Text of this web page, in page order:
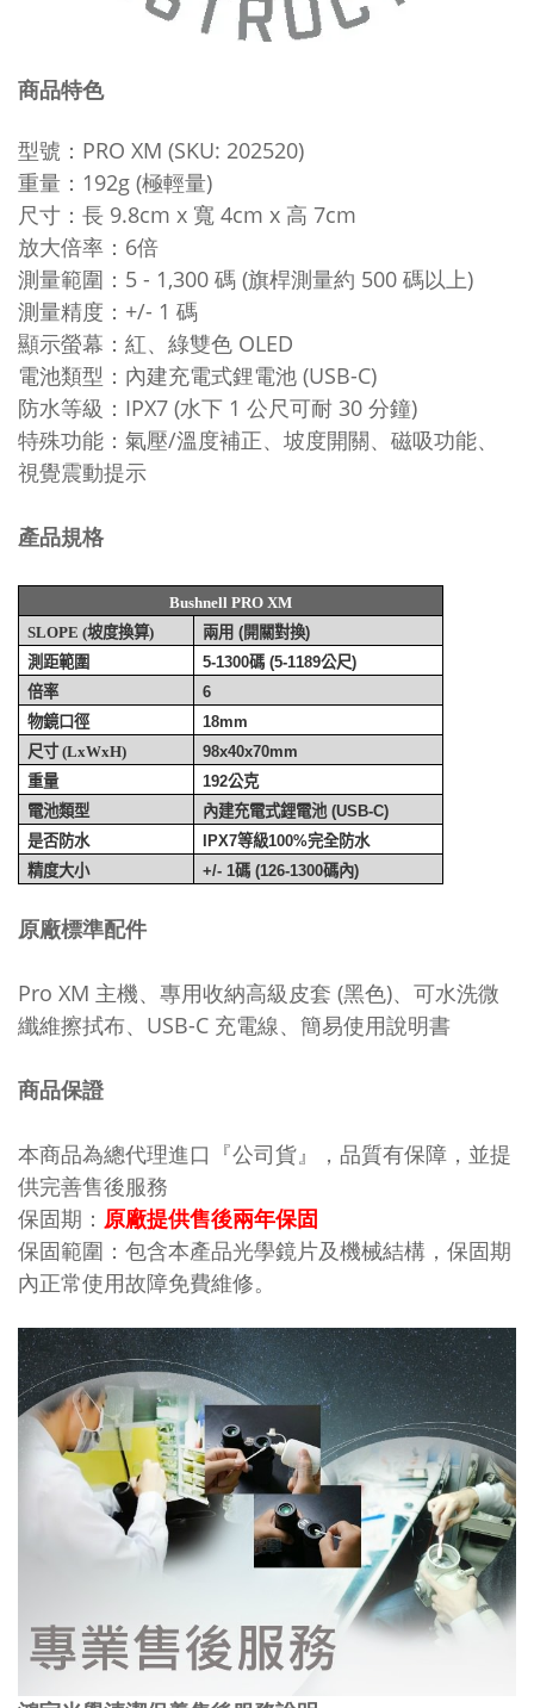
商品特色
型號：PRO XM (SKU: 202520)
重量 ： 192g (極輕量)
尺寸 ： 長 9.8cm x 寬 4cm x 高 7cm
放大倍率 ： 6倍
測量範圍 ： 5 - 1,300 碼 (旗桿測量約 500 碼以上)
測量精度 ： +/- 1 碼
顯示螢幕 ： 紅、綠雙色 OLED
電池類型 ： 內建充電式鋰電池 (USB-C)
防水等級 ： IPX7 (水下 1 公尺可耐 30 分鐘)
特殊功能 ： 氣壓/溫度補正、坡度開關、磁吸功能、
視覺震動提示
產品規格
Bushnell PRO XM
SLOPE (坡度換算) 兩用 (開關對換)
測距範圍
5-1300碼 (5-1189公尺)
倍率
6
物鏡口徑
18mm
尺寸(LxWxH)
98x40x70mm
重量
192公克
電池類型
內建充電式鋰電池(USB-C)
是否防水
IPX7等級100%完全防水
精度大小
+/- 1碼 (126-1300碼內)
原廠標準配件
Pro XM 主機、 專用收納高級皮套 (黑色)、 可水洗微
纖維擦拭布、 USB-C 充電線、 簡易使用說明書
商品保證
本商品為總代理進口『公司貨』，品質有保障，並提
供完善售後服務
保固期： 原廠提供售後兩年保固
保固範圍：包含本產品光學鏡片及機械結構，保固期
內正常使用故障免費維修。